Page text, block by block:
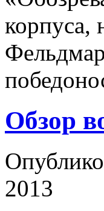
корпуса,
Обзор
2013